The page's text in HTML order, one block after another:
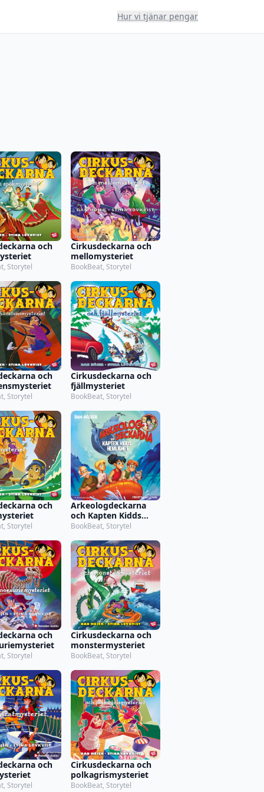
Hur vi tjänar pengar
och
Storytel
Cirkusdeckarna och
mellomysteriet
BookBeat, Storytel
och
Storytel
Cirkusdeckarna och
fjällmysteriet
BookBeat, Storytel
och
Storytel
Arkeologdeckarna
och Kapten Kidds
hemlighet
BookBeat, Storytel
och
Storytel
Cirkusdeckarna och
monstermysteriet
BookBeat, Storytel
och
Storytel
Cirkusdeckarna och
polkagrismysteriet
BookBeat, Storytel